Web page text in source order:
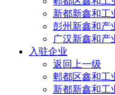
新都新鑫和工
彭州新鑫和产
广汉新鑫和产
入驻企业
返回上一级
郫都区鑫和工
新都新鑫和工